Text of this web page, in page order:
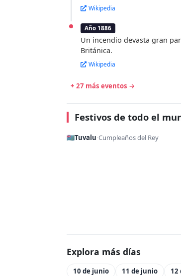
Wikipedia
Año 1886
Un incendio devasta gran
Británica.
Wikipedia
+ 27 más eventos →
Festivos de todo el
🇹🇻Tuvalu·Cumpleaños del Rey
Explora más días
10 de junio 11 de junio 12